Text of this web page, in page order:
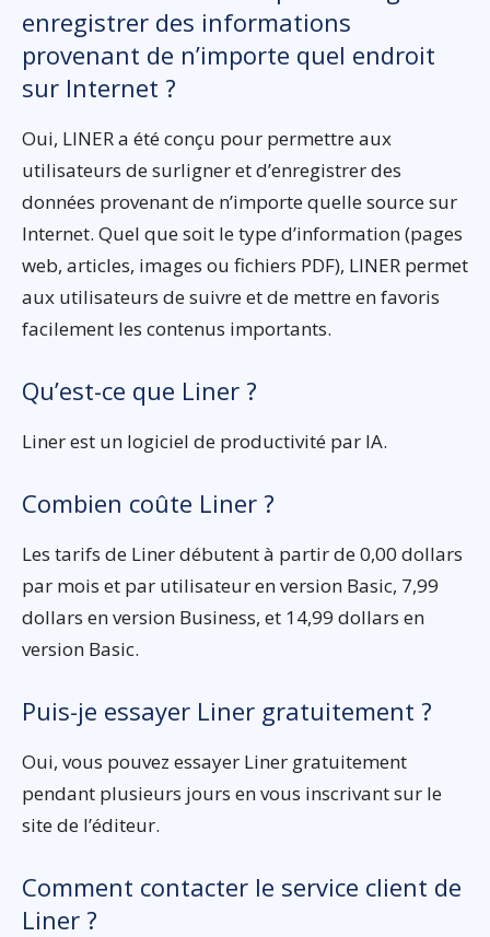
enregistrer des informations
provenant de n’importe quel endroit
sur Internet ?
Oui, LINER a été conçu pour permettre aux
utilisateurs de surligner et d’enregistrer des
données provenant de n’importe quelle source sur
Internet. Quel que soit le type d’information (pages
web, articles, images ou fichiers PDF), LINER permet
aux utilisateurs de suivre et de mettre en favoris
facilement les contenus importants.
Qu’est-ce que Liner ?
Liner est un logiciel de productivité par IA.
Combien coûte Liner ?
Les tarifs de Liner débutent à partir de 0,00 dollars
par mois et par utilisateur en version Basic, 7,99
dollars en version Business, et 14,99 dollars en
version Basic.
Puis-je essayer Liner gratuitement ?
Oui, vous pouvez essayer Liner gratuitement
pendant plusieurs jours en vous inscrivant sur le
site de l’éditeur.
Comment contacter le service client de
Liner ?